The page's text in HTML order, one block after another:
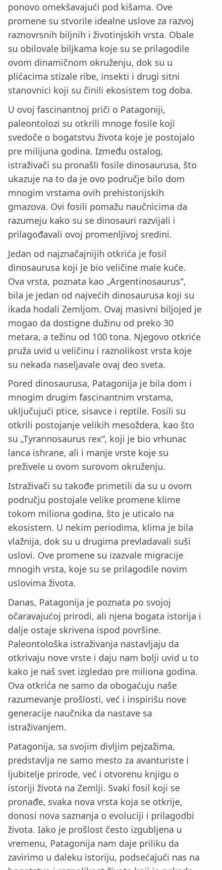
ponovo omekšavajući pod kišama. Ove
promene su stvorile idealne uslove za razvoj
raznovrsnih biljnih i životinjskih vrsta. Obale
su obilovale biljkama koje su se prilagodile
ovom dinamičnom okruženju, dok su u
plićacima stizale ribe, insekti i drugi sitni
stanovnici koji su činili ekosistem tog doba.
U ovoj fascinantnoj priči o Patagoniji,
paleontolozi su otkrili mnoge fosile koji
svedoče o bogatstvu života koje je postojalo
pre milijuna godina. Između ostalog,
istraživači su pronašli fosile dinosaurusa, što
ukazuje na to da je ovo područje bilo dom
mnogim vrstama ovih prehistorijskih
gmazova. Ovi fosili pomažu naučnicima da
razumeju kako su se dinosauri razvijali i
prilagođavali ovoj promenljivoj sredini.
Jedan od najznačajnijih otkrića je fosil
dinosaurusa koji je bio veličine male kuće.
Ova vrsta, poznata kao „Argentinosaurus“,
bila je jedan od najvećih dinosaurusa koji su
ikada hodali Zemljom. Ovaj masivni biljojed je
mogao da dostigne dužinu od preko 30
metara, a težinu od 100 tona. Njegovo otkriće
pruža uvid u veličinu i raznolikost vrsta koje
su nekada naseljavale ovaj deo sveta.
Pored dinosaurusa, Patagonija je bila dom i
mnogim drugim fascinantnim vrstama,
uključujući ptice, sisavce i reptile. Fosili su
otkrili postojanje velikih mesoždera, kao što
su „Tyrannosaurus rex“, koji je bio vrhunac
lanca ishrane, ali i manje vrste koje su
preživele u ovom surovom okruženju.
Istraživači su takođe primetili da su u ovom
području postojale velike promene klime
tokom miliona godina, što je uticalo na
ekosistem. U nekim periodima, klima je bila
vlažnija, dok su u drugima prevladavali suši
uslovi. Ove promene su izazvale migracije
mnogih vrsta, koje su se prilagodile novim
uslovima života.
Danas, Patagonija je poznata po svojoj
očaravajućoj prirodi, ali njena bogata istorija i
dalje ostaje skrivena ispod površine.
Paleontološka istraživanja nastavljaju da
otkrivaju nove vrste i daju nam bolji uvid u to
kako je naš svet izgledao pre miliona godina.
Ova otkrića ne samo da obogaćuju naše
razumevanje prošlosti, već i inspirišu nove
generacije naučnika da nastave sa
istraživanjem.
Patagonija, sa svojim divljim pejzažima,
predstavlja ne samo mesto za avanturiste i
ljubitelje prirode, već i otvorenu knjigu o
istoriji života na Zemlji. Svaki fosil koji se
pronađe, svaka nova vrsta koja se otkrije,
donosi nova saznanja o evoluciji i prilagodbi
života. Iako je prošlost često izgubljena u
vremenu, Patagonija nam daje priliku da
zavirimo u daleku istoriju, podsećajući nas na